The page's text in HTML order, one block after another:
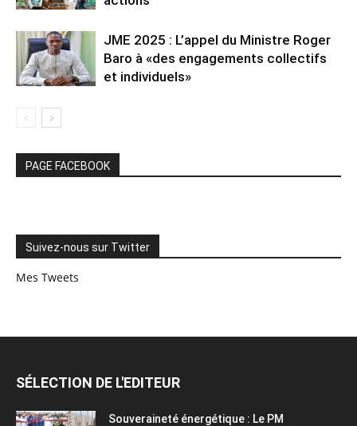
JME 2025 : L’appel du Ministre Roger
Baro à «des engagements collectifs
et individuels»
PAGE FACEBOOK
Suivez-nous sur Twitter
Mes Tweets
SÉLECTION DE L'EDITEUR
Souveraineté énergétique : Le PM